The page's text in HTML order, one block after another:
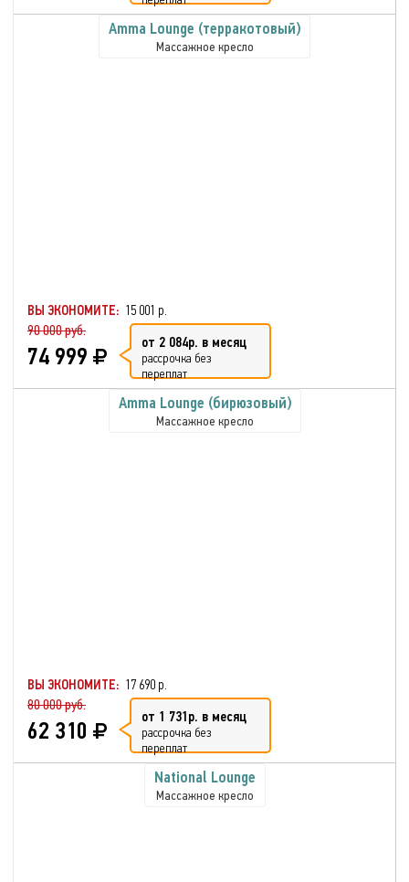
Amma Lounge (терракотовый)
Массажное кресло
ВЫ ЭКОНОМИТЕ: 15 001 р.
90 000 руб.
74 999 от 2 084р. в месяц
рассрочка без
переплат
Amma Lounge (бирюзовый)
Массажное кресло
ВЫ ЭКОНОМИТЕ: 17 690 р.
80 000 руб.
62 310 от 1 731р. в месяц
рассрочка без
переплат
National Lounge
Массажное кресло